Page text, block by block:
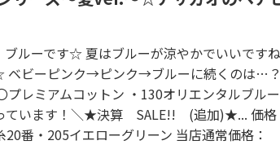
ブルーです☆ 夏はブルーが涼やかでいいです
ベビーピンク→ピンク→ブルーに続くのは…
プレミアムコットン ・130オリエンタルブル
ています！＼★決算 SALE!! (追加)★... 価格
20番・205イエローグリーン 当店通常価格